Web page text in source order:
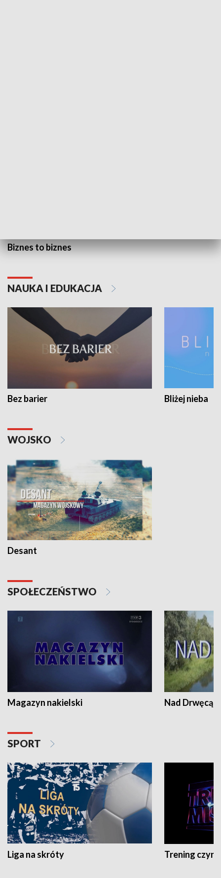
Biznes to biznes
NAUKA I EDUKACJA
Bez barier Bliżej nieba
WOJSKO
Desant
SPOŁECZEŃSTWO
Magazyn nakielski Nad Drwęcą
SPORT
Liga na skróty Trening czyni